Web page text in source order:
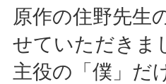
原作の住野先生
せていただきま
主役の「僕」だ